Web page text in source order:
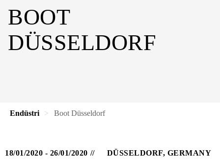
BOOT
DÜSSELDORF
Endüstri Boot Düsseldorf
18/01/2020 - 26/01/2020 DÜSSELDORF, GERMANY